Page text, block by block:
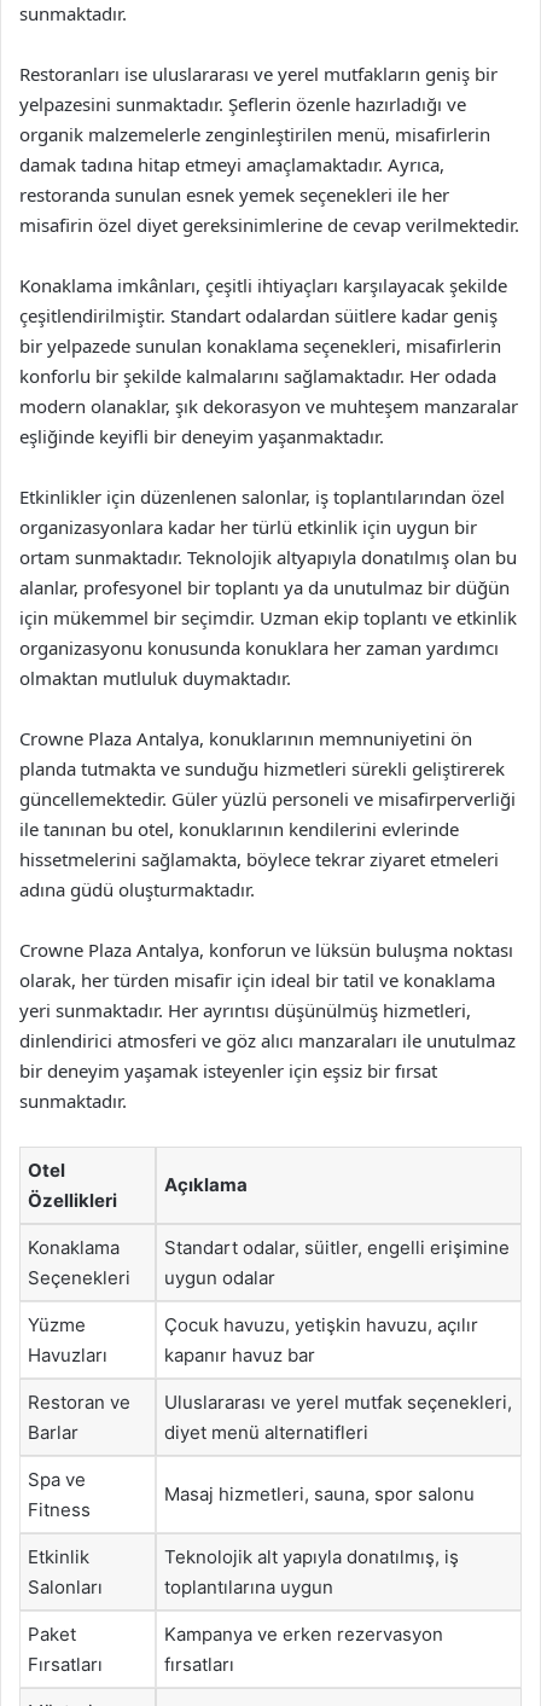
sunmaktadır.
Restoranları ise uluslararası ve yerel mutfakların geniş bir
yelpazesini sunmaktadır. Şeflerin özenle hazırladığı ve
organik malzemelerle zenginleştirilen menü, misafirlerin
damak tadına hitap etmeyi amaçlamaktadır. Ayrıca,
restoranda sunulan esnek yemek seçenekleri ile her
misafirin özel diyet gereksinimlerine de cevap verilmektedir.
Konaklama imkânları, çeşitli ihtiyaçları karşılayacak şekilde
çeşitlendirilmiştir. Standart odalardan süitlere kadar geniş
bir yelpazede sunulan konaklama seçenekleri, misafirlerin
konforlu bir şekilde kalmalarını sağlamaktadır. Her odada
modern olanaklar, şık dekorasyon ve muhteşem manzaralar
eşliğinde keyifli bir deneyim yaşanmaktadır.
Etkinlikler için düzenlenen salonlar, iş toplantılarından özel
organizasyonlara kadar her türlü etkinlik için uygun bir
ortam sunmaktadır. Teknolojik altyapıyla donatılmış olan bu
alanlar, profesyonel bir toplantı ya da unutulmaz bir düğün
için mükemmel bir seçimdir. Uzman ekip toplantı ve etkinlik
organizasyonu konusunda konuklara her zaman yardımcı
olmaktan mutluluk duymaktadır.
Crowne Plaza Antalya, konuklarının memnuniyetini ön
planda tutmakta ve sunduğu hizmetleri sürekli geliştirerek
güncellemektedir. Güler yüzlü personeli ve misafirperverliği
ile tanınan bu otel, konuklarının kendilerini evlerinde
hissetmelerini sağlamakta, böylece tekrar ziyaret etmeleri
adına güdü oluşturmaktadır.
Crowne Plaza Antalya, konforun ve lüksün buluşma noktası
olarak, her türden misafir için ideal bir tatil ve konaklama
yeri sunmaktadır. Her ayrıntısı düşünülmüş hizmetleri,
dinlendirici atmosferi ve göz alıcı manzaraları ile unutulmaz
bir deneyim yaşamak isteyenler için eşsiz bir fırsat
sunmaktadır.
Otel
Özellikleri
Açıklama
Konaklama
Seçenekleri
Standart odalar, süitler, engelli erişimine
uygun odalar
Yüzme
Havuzları
Çocuk havuzu, yetişkin havuzu, açılır
kapanır havuz bar
Restoran ve
Barlar
Uluslararası ve yerel mutfak seçenekleri,
diyet menü alternatifleri
Spa ve
Fitness
Masaj hizmetleri, sauna, spor salonu
Etkinlik
Salonları
Teknolojik alt yapıyla donatılmış, iş
toplantılarına uygun
Paket
Fırsatları
Kampanya ve erken rezervasyon
fırsatları